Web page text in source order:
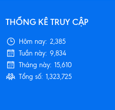
THỐNG KÊ TRUY CẬP
Hôm nay: 2,385
Tuần này: 9,834
Tháng này: 15,610
Tổng số: 1,323,725